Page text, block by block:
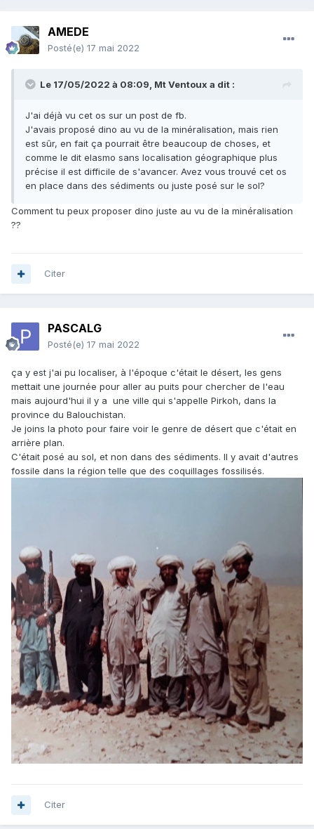
AMEDE
Posté(e) 17 mai 2022
Le 17/05/2022 à 08:09, Mt Ventoux a dit :
J'ai déjà vu cet os sur un post de fb.
J'avais proposé dino au vu de la minéralisation, mais rien
est sûr, en fait ça pourrait être beaucoup de choses, et
comme le dit elasmo sans localisation géographique plus
précise il est difficile de s'avancer. Avez vous trouvé cet os
en place dans des sédiments ou juste posé sur le sol?
Comment tu peux proposer dino juste au vu de la minéralisation
??
Citer
PASCALG
Posté(e) 17 mai 2022
ça y est j'ai pu localiser, à l'époque c'était le désert, les gens
mettait une journée pour aller au puits pour chercher de l'eau
mais aujourd'hui il y a une ville qui s'appelle Pirkoh, dans la
province du Balouchistan.
Je joins la photo pour faire voir le genre de désert que c'était en
arrière plan.
C'était posé au sol, et non dans des sédiments. Il y avait d'autres
fossile dans la région telle que des coquillages fossilisés.
Citer